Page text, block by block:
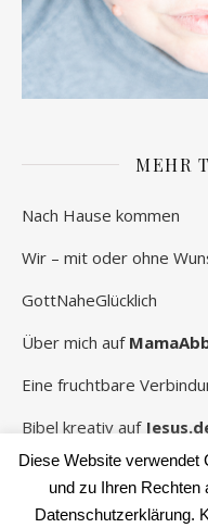
MEHR
Nach Hause kommen
Wir – mit oder ohne
GottNaheGlücklich
Über mich auf
Eine fruchtbare
Bibel kreativ auf
Diese Website verwendet
und zu Ihren Rechten
Datenschutzerklärung.